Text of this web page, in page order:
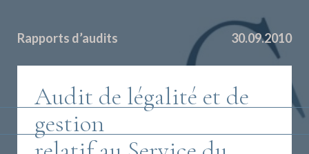
Rapports d’audits 30.09.2010
Audit de légalité et de
gestion